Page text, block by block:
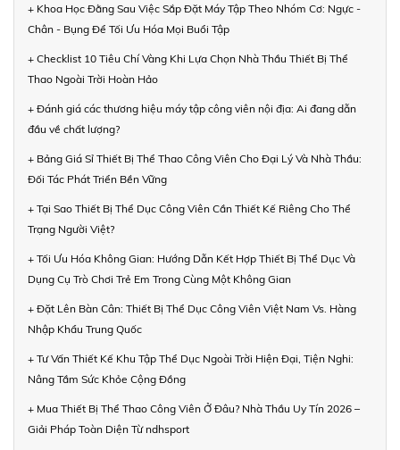
+ Khoa Học Đằng Sau Việc Sắp Đặt Máy Tập Theo Nhóm Cơ: Ngực -
Chân - Bụng Để Tối Ưu Hóa Mọi Buổi Tập
+ Checklist 10 Tiêu Chí Vàng Khi Lựa Chọn Nhà Thầu Thiết Bị Thể
Thao Ngoài Trời Hoàn Hảo
+ Đánh giá các thương hiệu máy tập công viên nội địa: Ai đang dẫn
đầu về chất lượng?
+ Bảng Giá Sỉ Thiết Bị Thể Thao Công Viên Cho Đại Lý Và Nhà Thầu:
Đối Tác Phát Triển Bền Vững
+ Tại Sao Thiết Bị Thể Dục Công Viên Cần Thiết Kế Riêng Cho Thể
Trạng Người Việt?
+ Tối Ưu Hóa Không Gian: Hướng Dẫn Kết Hợp Thiết Bị Thể Dục Và
Dụng Cụ Trò Chơi Trẻ Em Trong Cùng Một Không Gian
+ Đặt Lên Bàn Cân: Thiết Bị Thể Dục Công Viên Việt Nam Vs. Hàng
Nhập Khẩu Trung Quốc
+ Tư Vấn Thiết Kế Khu Tập Thể Dục Ngoài Trời Hiện Đại, Tiện Nghi:
Nâng Tầm Sức Khỏe Cộng Đồng
+ Mua Thiết Bị Thể Thao Công Viên Ở Đâu? Nhà Thầu Uy Tín 2026 –
Giải Pháp Toàn Diện Từ ndhsport